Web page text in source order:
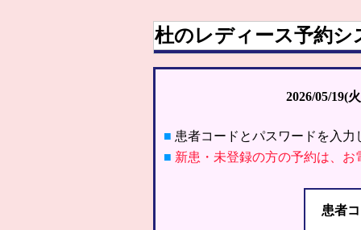
杜のレディース予約シ
2026/05/19(
■ 患者コードとパスワードを入
■ 新患・未登録の方の予約は、
患者